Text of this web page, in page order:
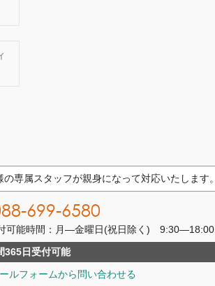
の専属スタッフが親身になって対応いたします。
699-6580
可能時間：月―金曜日(祝日除く) 9:30―18:00
365日受付可能
ールフォームから問い合わせる